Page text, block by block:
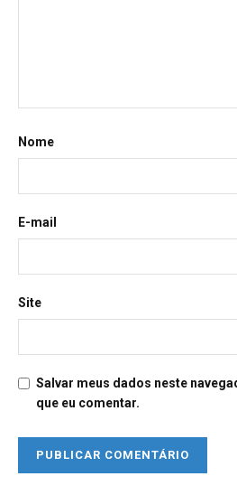
Nome
E-mail
Site
Salvar meus dados neste
que eu comentar.